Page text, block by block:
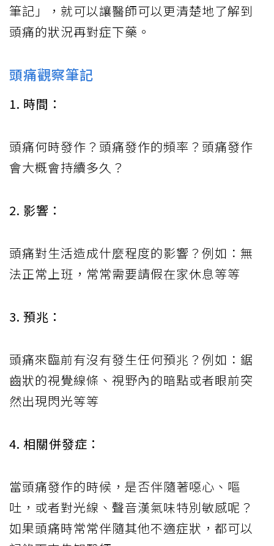
筆記」，就可以讓醫師可以更清楚地了解到
頭痛的狀況再對症下藥。
頭痛觀察筆記
1. 時間：
頭痛何時發作？頭痛發作的頻率？頭痛發作
會大概會持續多久？
2. 影響：
頭痛對生活造成什麼程度的影響？例如：無
法正常上班，常常需要請假在家休息等等
3. 預兆：
頭痛來臨前有沒有發生任何預兆？例如：鋸
齒狀的視覺線條、視野內的暗點或者眼前突
然出現閃光等等
4. 相關併發症：
當頭痛發作的時候，是否伴隨著噁心、嘔
吐，或者對光線、聲音漢氣味特別敏感呢？
如果頭痛時常常伴隨其他不適症狀，都可以